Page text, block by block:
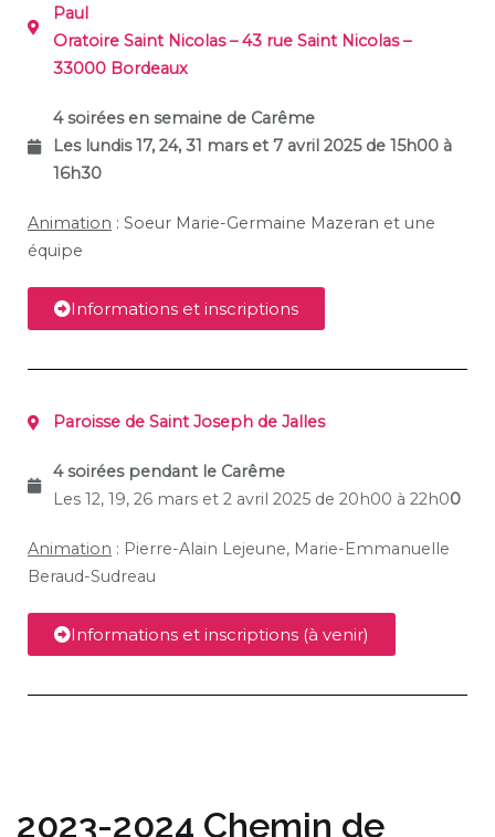
Paul
Oratoire Saint Nicolas – 43 rue Saint Nicolas –
33000 Bordeaux
4 soirées en semaine de Carême
Les lundis 17, 24, 31 mars et 7 avril 2025 de 15h00 à
16h30
Animation : Soeur Marie-Germaine Mazeran et une
équipe
Informations et inscriptions
Paroisse de Saint Joseph de Jalles
4 soirées pendant le Carême
Les 12, 19, 26 mars et 2 avril 2025 de 20h00 à 22h00
Animation : Pierre-Alain Lejeune, Marie-Emmanuelle
Beraud-Sudreau
Informations et inscriptions (à venir)
2023-2024 Chemin de